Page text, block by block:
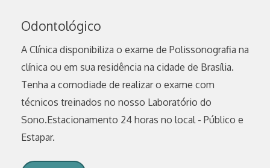
Odontológico
A Clínica disponibiliza o exame de Polissonografia na
clínica ou em sua residência na cidade de Brasília.
Tenha a comodiade de realizar o exame com
técnicos treinados no nosso Laboratório do
Sono.Estacionamento 24 horas no local - Público e
Estapar.